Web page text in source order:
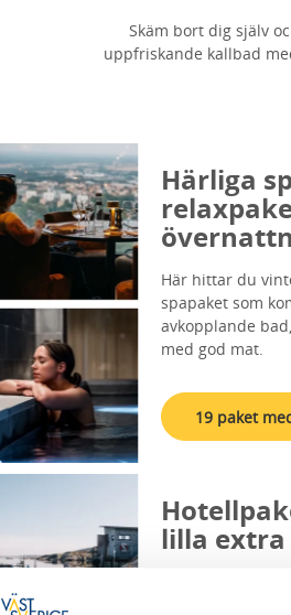
Skäm bort dig själv
uppfriskande kallbad
Härliga
Här hittar du
spapaket som
avkopplande
med god mat.
19 paket
lilla extra